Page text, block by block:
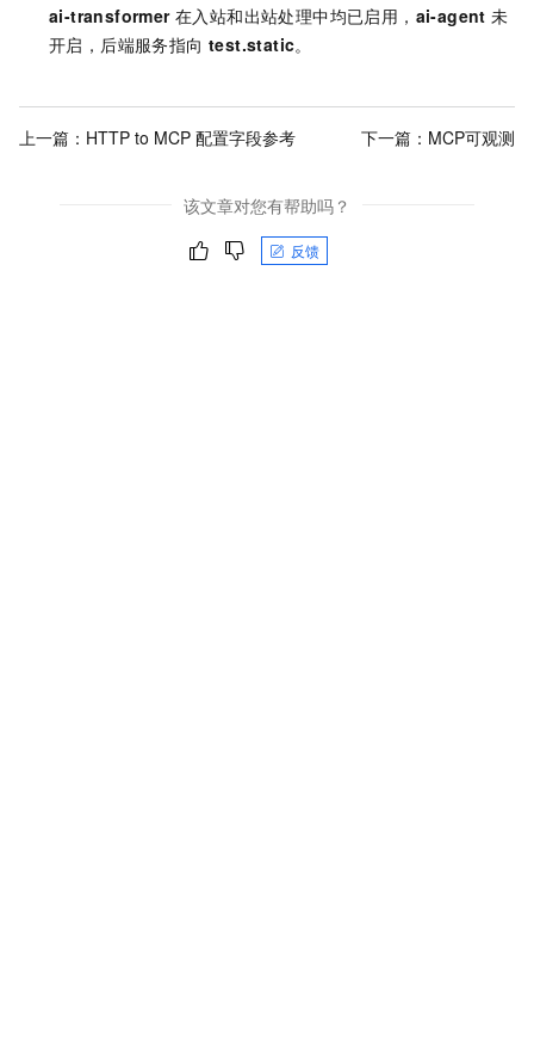
ai-transformer在入站和出站处理中均已启用， ai-agent 未
开启，后端服务指向 test.static。
上一篇： HTTP to MCP 配置字段参考 下一篇： MCP可观测
该文章对您有帮助吗？
反馈